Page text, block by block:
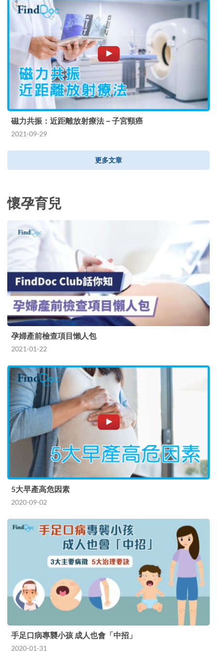
磁力共振：近距離放射療法－子宮頸癌
2021-09-29
更多文章
懷孕育兒
孕婦產前檢查項目懶人包
2021-01-22
5大早產高危因素
2020-09-02
手足口病專襲小孩 成人也會「中招」
2020-01-31